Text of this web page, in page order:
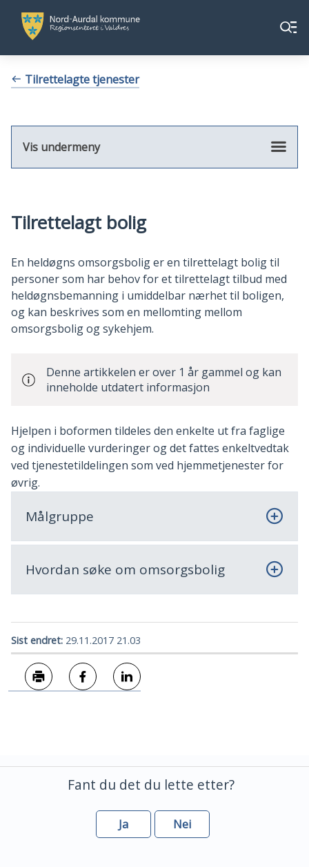
Nord-
Aurdal
kommune
Aurdal
Meny
Du Tilrettelagte tjenester
Vis undermeny
Tilrettelagt bolig
En heldøgns omsorgsbolig er en tilrettelagt bolig til
personer som har behov for et tilrettelagt tilbud med
heldøgnsbemanning i umiddelbar nærhet til boligen,
og kan beskrives som en mellomting mellom
omsorgsbolig og sykehjem.
Denne artikkelen er over 1 år gammel og kan
inneholde utdatert informasjon
Hjelpen i boformen tildeles den enkelte ut fra faglige
og individuelle vurderinger og det fattes enkeltvedtak
ved tjenestetildelingen som ved hjemmetjenester for
øvrig.
Målgruppe
Hvordan søke om omsorgsbolig
Sist endret 29.11.2017 21.03
Fant du det du lette etter?
Ja Nei